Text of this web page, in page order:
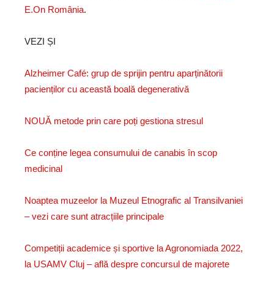
E.On România.
VEZI ȘI
Alzheimer Café: grup de sprijin pentru aparținătorii
pacienților cu această boală degenerativă
NOUĂ metode prin care poți gestiona stresul
Ce conține legea consumului de canabis în scop
medicinal
Noaptea muzeelor la Muzeul Etnografic al Transilvaniei
– vezi care sunt atracțiile principale
Competiții academice și sportive la Agronomiada 2022,
la USAMV Cluj – află despre concursul de majorete